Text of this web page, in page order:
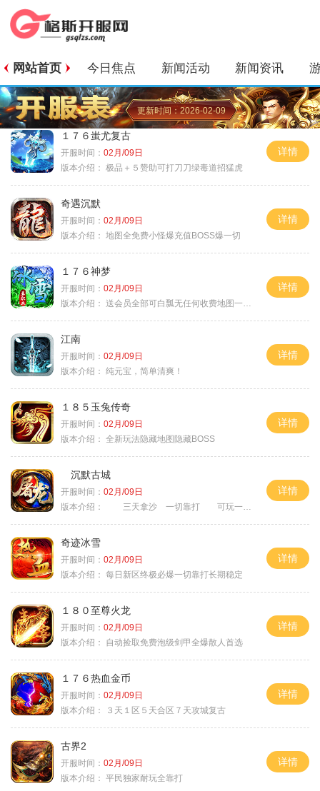
网站首页 今日焦点 新闻活动 新闻资讯
更新时间：2026-02-09
１７６蚩尤复古
开服时间： 02月/09日
版本介绍： 极品＋５赞助可打刀刀绿毒道招猛虎
详情
奇遇沉默
开服时间： 02月/09日
版本介绍： 地图全免费小怪爆充值BOSS爆一切
详情
１７６神梦
开服时间： 02月/09日
版本介绍： 送会员全部可白瓢无任何收费地图一切靠打
详情
江南
开服时间： 02月/09日
版本介绍： 纯元宝，简单清爽！
详情
１８５玉兔传奇
开服时间： 02月/09日
版本介绍： 全新玩法隐藏地图隐藏BOSS
详情
沉默古城
开服时间： 02月/09日
版本介绍：
三天拿沙 一切靠打 可玩一年
详情
奇迹冰雪
开服时间： 02月/09日
版本介绍： 每日新区终极必爆一切靠打长期稳定
详情
１８０至尊火龙
开服时间： 02月/09日
版本介绍：
自动捡取免费泡级剑甲全爆散人首选
详情
１７６热血金币
开服时间： 02月/09日
版本介绍：
３天１区５天合区７天攻城复古
详情
古界2
开服时间： 02月/09日
版本介绍： 平民独家耐玩全靠打
详情